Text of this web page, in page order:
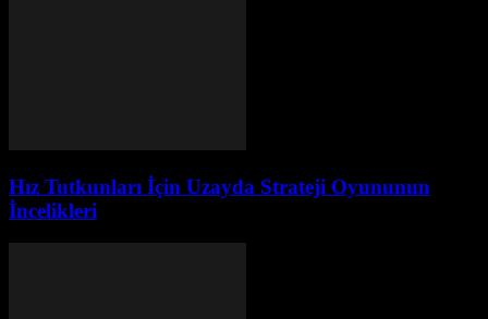
Hız Tutkunları İçin Uzayda Strateji Oyununun
İncelikleri